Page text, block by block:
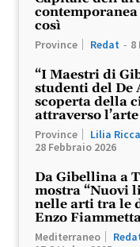
così
Province Redat - 8
“I Maestri di
studenti del De
scoperta della
attraverso l’arte
Province Lilia Ricca
28 Febbraio 2026
Da Gibellina a
mostra “Nuovi
nelle arti tra le
Enzo
Mediterraneo